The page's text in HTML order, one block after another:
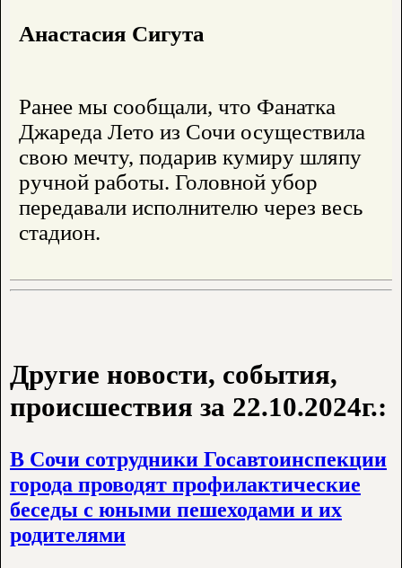
Анастасия Сигута
Ранее мы сообщали, что Фанатка
Джареда Лето из Сочи осуществила
свою мечту, подарив кумиру шляпу
ручной работы. Головной убор
передавали исполнителю через весь
стадион.
Другие новости, события,
происшествия за 22.10.2024г.:
В Сочи сотрудники Госавтоинспекции
города проводят профилактические
беседы с юными пешеходами и их
родителями